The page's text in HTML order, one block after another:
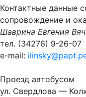
Контактные данные
сопровождение и
Шаврина Евгения
тел. (34276) 9-26-07
e-mail:
Проезд автобусом
ул. Свердлова —